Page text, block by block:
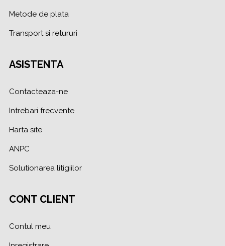
Metode de plata
Transport si retururi
ASISTENTA
Contacteaza-ne
Intrebari frecvente
Harta site
ANPC
Solutionarea litigiilor
CONT CLIENT
Contul meu